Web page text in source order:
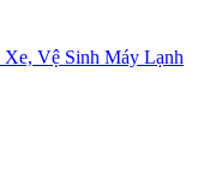
Vệ Sinh Máy Lạnh